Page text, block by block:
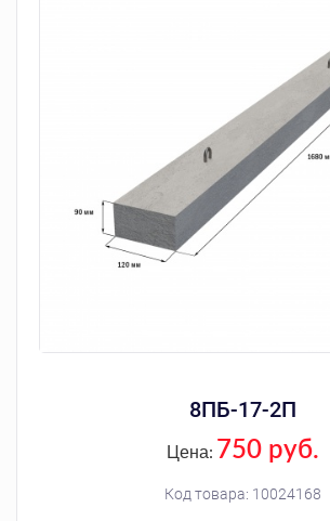
8ПБ-17-2П
Код товара: 10024168
Цена: 750 руб.